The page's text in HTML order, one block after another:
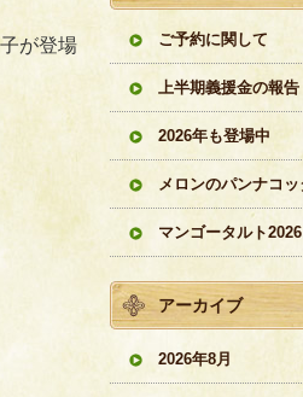
が登場
ご予約に関して
上半期義援金の報告
2026年も登場中
マンゴータルト2026
アーカイブ
2026年8月